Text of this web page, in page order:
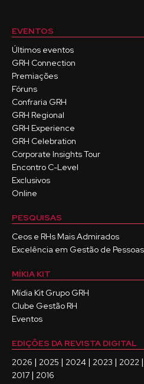
EVENTOS
Últimos eventos
GRH Connection
Premiações
Fóruns
Confraria GRH
GRH Regional
GRH Experience
GRH Celebration
Corporate Insights Tour
Encontro C-Level
Exclusivos
Online
PESQUISAS
Ceos e RHs Mais Admirados
Excelência em Gestão de Pessoas
MÍKIA KIT
Mídia Kit Grupo GRH
Clube Gestão RH
Eventos
EDIÇÕES DA REVISTA DIGITAL
2026 | 2025 | 2024 | 2023 | 2022 |
2017 | 2016